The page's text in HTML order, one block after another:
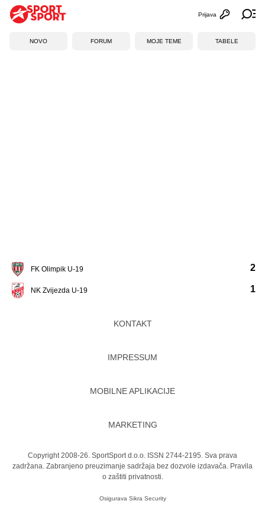
Otvori
Prijava
NOVO FORUM MOJE TEME TABELE
FK Olimpik U-19
NK Zvijezda U-19
2
1
KONTAKT
IMPRESSUM
MOBILNE APLIKACIJE
MARKETING
Copyright 2008-26. SportSport d.o.o. ISSN 2744-2195. Sva prava
zadržana. Zabranjeno preuzimanje sadržaja bez dozvole izdavača. Pravila
o zaštiti privatnosti.
Osigurava Sikra Security